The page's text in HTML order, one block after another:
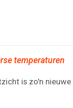
temperaturen
is zo'n nieuwe